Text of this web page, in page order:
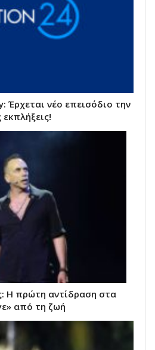
Έρχεται νέο επεισόδιο την
Η πρώτη αντίδραση στα
από τη ζωή